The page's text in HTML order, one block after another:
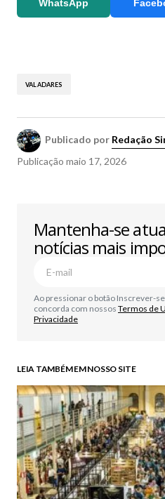
WhatsApp
VALADARES
Publicado por Redação
Publicação maio 17, 2026
Mantenha-se
notícias mais
Ao pressionar o botão Inscrever-
concorda com nossos Termos de
Privacidade
LEIA TAMBÉM EM NOSSO SITE